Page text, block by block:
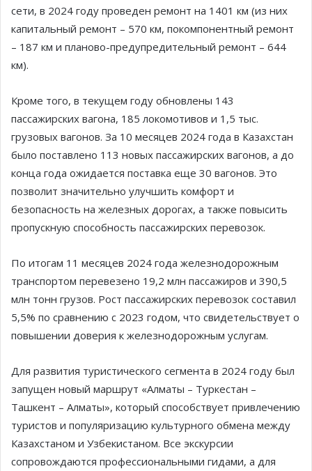
сети, в 2024 году проведен ремонт на 1401 км (из них
капитальный ремонт – 570 км, покомпонентный ремонт
– 187 км и планово-предупредительный ремонт – 644
км).
Кроме того, в текущем году обновлены 143
пассажирских вагона, 185 локомотивов и 1,5 тыс.
грузовых вагонов. За 10 месяцев 2024 года в Казахстан
было поставлено 113 новых пассажирских вагонов, а до
конца года ожидается поставка еще 30 вагонов. Это
позволит значительно улучшить комфорт и
безопасность на железных дорогах, а также повысить
пропускную способность пассажирских перевозок.
По итогам 11 месяцев 2024 года железнодорожным
транспортом перевезено 19,2 млн пассажиров и 390,5
млн тонн грузов. Рост пассажирских перевозок составил
5,5% по сравнению с 2023 годом, что свидетельствует о
повышении доверия к железнодорожным услугам.
Для развития туристического сегмента в 2024 году был
запущен новый маршрут «Алматы – Туркестан –
Ташкент – Алматы», который способствует привлечению
туристов и популяризацию культурного обмена между
Казахстаном и Узбекистаном. Все экскурсии
сопровождаются профессиональными гидами, а для